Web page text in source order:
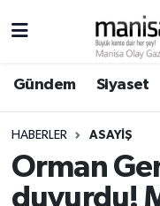
Gündem Siyaset
HABERLER ASAYIŞ
Orman
duyurdu!
Ege Haberleri
Genel
Yunusemre
Yunusemre
Süper Lig Puan